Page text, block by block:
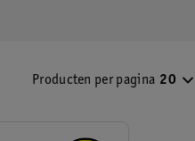
Producten per pagina 20